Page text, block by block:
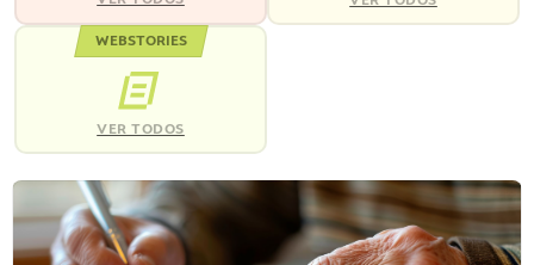
WEBSTORIES
VER TODOS